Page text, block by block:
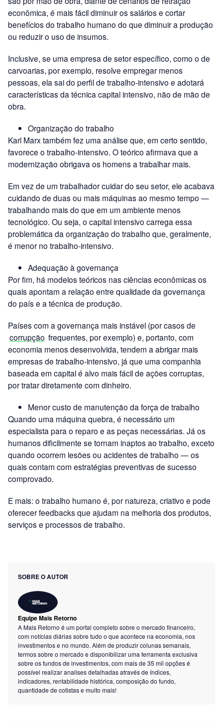
econômica, é mais fácil diminuir os salários e cortar
benefícios do trabalho humano do que diminuir a produção
ou reduzir o uso de insumos.
Inclusive, se uma empresa de setor específico, como o de
carvoarias, por exemplo, resolve empregar menos
pessoas, ela sai do perfil de trabalho-intensivo e adotará
características da técnica capital intensivo, não de mão de
obra.
Organização do trabalho
Karl Marx também fez uma análise que, em certo sentido,
favorece o trabalho-intensivo. O teórico afirmava que a
modernização obrigava os homens a trabalhar mais.
Em vez de um trabalhador cuidar do seu setor, ele acabava
cuidando de duas ou mais máquinas ao mesmo tempo —
trabalhando mais do que em um ambiente menos
tecnológico. Ou seja, o capital intensivo carrega essa
problemática da organização do trabalho que, geralmente,
é menor no trabalho-intensivo.
Adequação à governança
Por fim, há modelos teóricos nas ciências econômicas os
quais apontam a relação entre qualidade da governança
do país e a técnica de produção.
Países com a governança mais instável (por casos de
corrupção frequentes, por exemplo) e, portanto, com
economia menos desenvolvida, tendem a abrigar mais
empresas de trabalho-intensivo, já que uma companhia
baseada em capital é alvo mais fácil de ações corruptas,
por tratar diretamente com dinheiro.
Menor custo de manutenção da força de trabalho
Quando uma máquina quebra, é necessário um
especialista para o reparo e as peças necessárias. Já os
humanos dificilmente se tornam inaptos ao trabalho, exceto
quando ocorrem lesões ou acidentes de trabalho — os
quais contam com estratégias preventivas de sucesso
comprovado.
E mais: o trabalho humano é, por natureza, criativo e pode
oferecer feedbacks que ajudam na melhoria dos produtos,
serviços e processos de trabalho.
SOBRE O AUTOR
Equipe Mais Retorno
A Mais Retorno é um portal completo sobre o mercado financeiro,
com notícias diárias sobre tudo o que acontece na economia, nos
investimentos e no mundo. Além de produzir colunas semanais,
termos sobre o mercado e disponibilizar uma ferramenta exclusiva
sobre os fundos de investimentos, com mais de 35 mil opções é
possível realizar analises detalhadas através de índices,
indicadores, rentabilidade histórica, composição do fundo,
quantidade de cotistas e muito mais!